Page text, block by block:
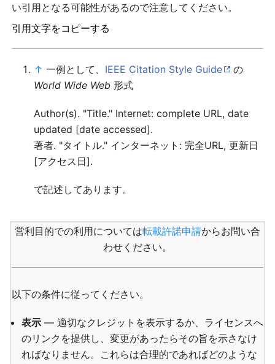
い引用となる可能性があるので注意してください。
引用文字をコピーする
↑ 一例として、 IEEE Citation Style Guide
の
World Wide Web 形式
Author(s). "Title." Internet: complete URL, date
updated [date accessed].
著者. "タイトル." インターネット: 完全URL, 更新日
[アクセス日].
で記述してあります。
営利目的での利用については転載許諾申請からお問い合
わせください。
以下の条件に従ってください。
表示 — 適切なクレジットを表示するか、ライセンスへ
のリンクを提供し、変更があったらその旨を示さなけ
ればなりません。これらは合理的であればどのような